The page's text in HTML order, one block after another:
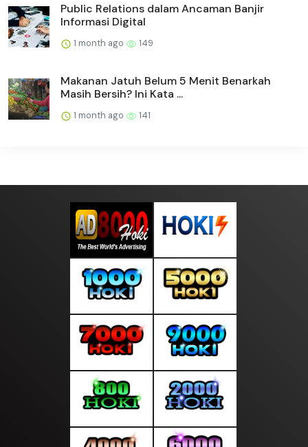
Public Relations dalam Ancaman Banjir
Informasi Digital
1 month ago 149
Makanan Jatuh Belum 5 Menit Benarkah
Masih Bersih? Ini Kata ...
1 month ago 141